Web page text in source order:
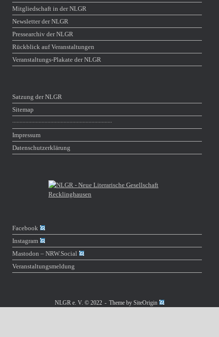
Mitgliedschaft in der NLGR
Newsletter der NLGR
Pressearchiv der NLGR
Rückblick auf Veranstaltungen
Veranstaltungs-Plakate der NLGR
Satzung der NLGR
Sitemap
∙∙∙∙∙∙∙∙∙∙∙∙∙∙∙∙∙∙∙∙∙∙∙∙∙∙∙∙∙∙∙∙∙∙∙∙∙∙∙∙∙∙∙∙∙∙∙∙∙∙∙∙∙∙∙∙∙∙∙∙∙∙∙∙∙∙∙∙
Impressum
Datenschutzerklärung
Facebook
Instagram
Mastodon – NRW​.Social
Veranstaltungsmeldung
NLGR e. V. © 2022 Theme bySiteOrigin